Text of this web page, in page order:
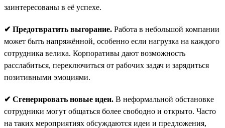
заинтересованы в её успехе.
✔ Предотвратить выгорание. Работа в небольшой компании
может быть напряжённой, особенно если нагрузка на каждого
сотрудника велика. Корпоративы дают возможность
расслабиться, переключиться от рабочих задач и зарядиться
позитивными эмоциями.
✔ Сгенерировать новые идеи. В неформальной обстановке
сотрудники могут общаться более свободно и открыто. Часто
на таких мероприятиях обсуждаются идеи и предложения,